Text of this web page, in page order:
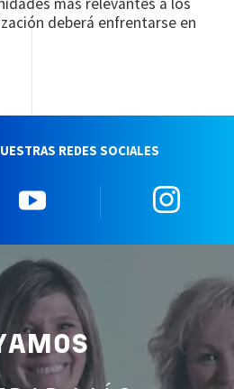
deberá enfrentarse en
REDES SOCIALES